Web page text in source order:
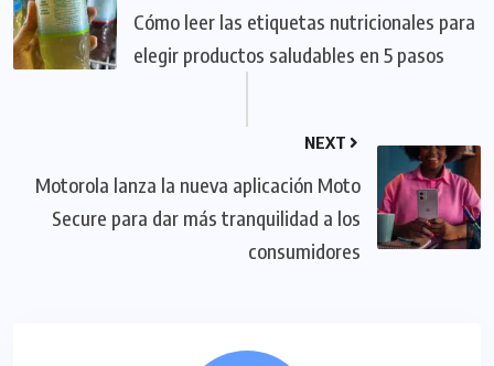
Cómo leer las etiquetas nutricionales para
elegir productos saludables en 5 pasos
NEXT
Motorola lanza la nueva aplicación Moto
Secure para dar más tranquilidad a los
consumidores